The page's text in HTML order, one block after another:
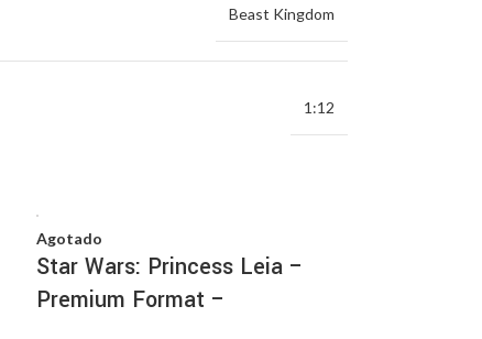
Beast Kingdom
1:12
Agotado
Star Wars: Princess Leia –
Premium Format –